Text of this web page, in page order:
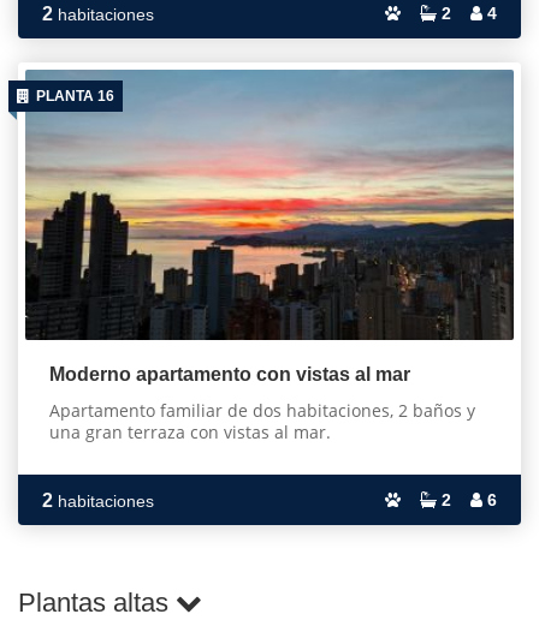
2 habitaciones 2 4
PLANTA 16
Moderno apartamento con vistas al mar
Apartamento familiar de dos habitaciones, 2 baños y
una gran terraza con vistas al mar.
2 habitaciones 2 6
Plantas altas